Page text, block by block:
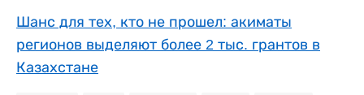
Шанс для тех, кто не прошел: акиматы
регионов выделяют более 2 тыс. грантов в
Казахстане